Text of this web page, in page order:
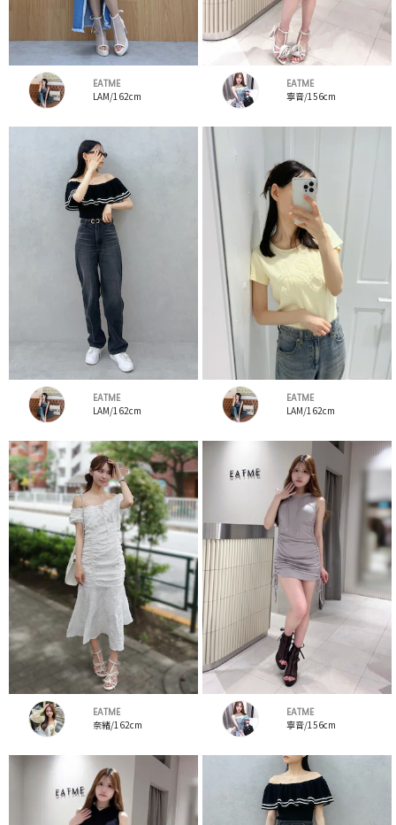
EATME
LAM/162cm
EATME
寧音/156cm
EATME
LAM/162cm
EATME
LAM/162cm
EATME
奈緒/162cm
EATME
寧音/156cm